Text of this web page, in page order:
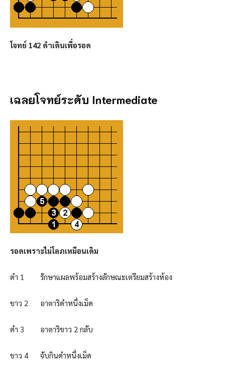
โจทย์ 142 ดำเดินเพื่อรอด
เฉลยโจทย์ระดับ Intermediate
รอดเพราะไม่โลภเหมือนเดิม
ดำ 1 รักษาแผลพร้อมสร้างลักษณะเตรียมสร้างห้อง
ขาว 2 อาตาริดำหนึ่งเม็ด
ดำ 3 อาตาริขาว 2 กลับ
ขาว 4 จับกินดำหนึ่งเม็ด